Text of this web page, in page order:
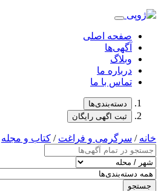
صفحه اصلی
آگهی‌ها
وبلاگ
درباره ما
تماس با ما
دسته‌بندی‌ها
ثبت اگهی رایگان
خانه / سرگرمی و فراغت / کتاب و مجله
جستجو